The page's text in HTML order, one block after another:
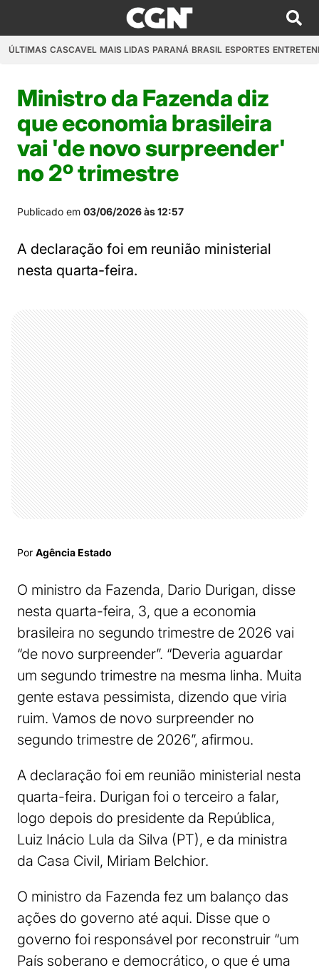
ÚLTIMAS CASCAVEL MAIS LIDAS PARANÁ BRASIL ESPORTES
Ministro da Fazenda diz
que economia brasileira
vai 'de novo surpreender'
no 2º trimestre
Publicado em 03/06/2026 às 12:57
A declaração foi em reunião ministerial
nesta quarta-feira.
Por Agência Estado
O ministro da Fazenda, Dario Durigan, disse
nesta quarta-feira, 3, que a economia
brasileira no segundo trimestre de 2026 vai
“de novo surpreender”. “Deveria aguardar
um segundo trimestre na mesma linha. Muita
gente estava pessimista, dizendo que viria
ruim. Vamos de novo surpreender no
segundo trimestre de 2026”, afirmou.
A declaração foi em reunião ministerial nesta
quarta-feira. Durigan foi o terceiro a falar,
logo depois do presidente da República,
Luiz Inácio Lula da Silva (PT), e da ministra
da Casa Civil, Miriam Belchior.
O ministro da Fazenda fez um balanço das
ações do governo até aqui. Disse que o
governo foi responsável por reconstruir “um
País soberano e democrático, o que é uma